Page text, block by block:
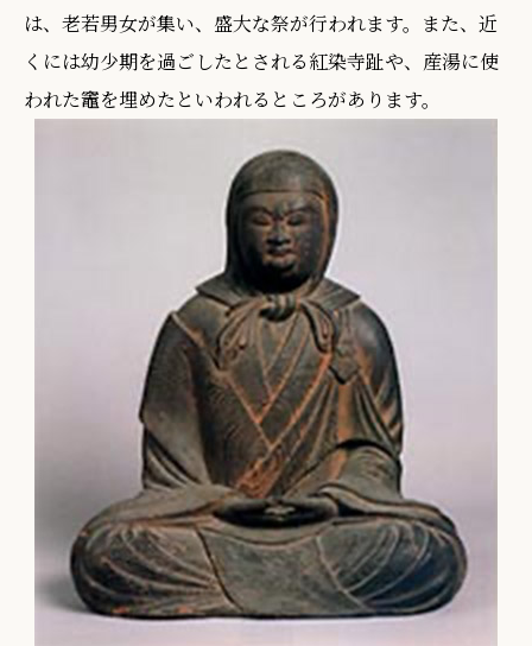
は、老若男女が集い、盛大な祭が行われます。また、近
くには幼少期を過ごしたとされる紅染寺趾や、産湯に使
われた竈を埋めたといわれるところがあります。